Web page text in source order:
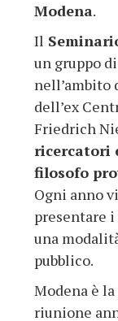
Modena.
Il
un gruppo
dell’ex
Friedrich
ricercatori
filosofo
Ogni anno
presentare
una
pubblico.
Modena è
riunione